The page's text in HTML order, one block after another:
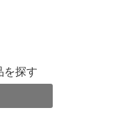
を探す